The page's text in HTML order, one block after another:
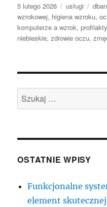
Data
publikacji
5 lutego 2026 Kategorie
usługi Tagi
wzrokowej, higiena wzroku,
komputerze a wzrok,
niebieskie,zdrowie oczu,
Szukaj:
OSTATNIE WPISY
Funkcjonalne
element